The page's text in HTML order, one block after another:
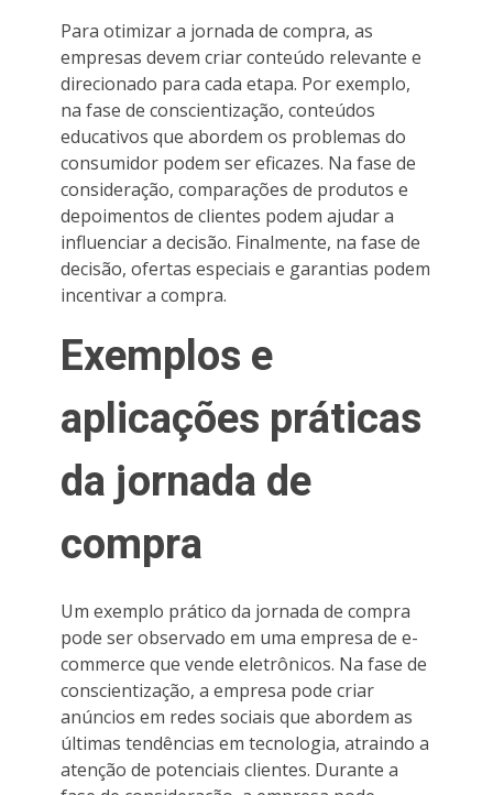
Para otimizar a jornada de compra, as
empresas devem criar conteúdo relevante e
direcionado para cada etapa. Por exemplo,
na fase de conscientização, conteúdos
educativos que abordem os problemas do
consumidor podem ser eficazes. Na fase de
consideração, comparações de produtos e
depoimentos de clientes podem ajudar a
influenciar a decisão. Finalmente, na fase de
decisão, ofertas especiais e garantias podem
incentivar a compra.
Exemplos e
aplicações práticas
da jornada de
compra
Um exemplo prático da jornada de compra
pode ser observado em uma empresa de e-
commerce que vende eletrônicos. Na fase de
conscientização, a empresa pode criar
anúncios em redes sociais que abordem as
últimas tendências em tecnologia, atraindo a
atenção de potenciais clientes. Durante a